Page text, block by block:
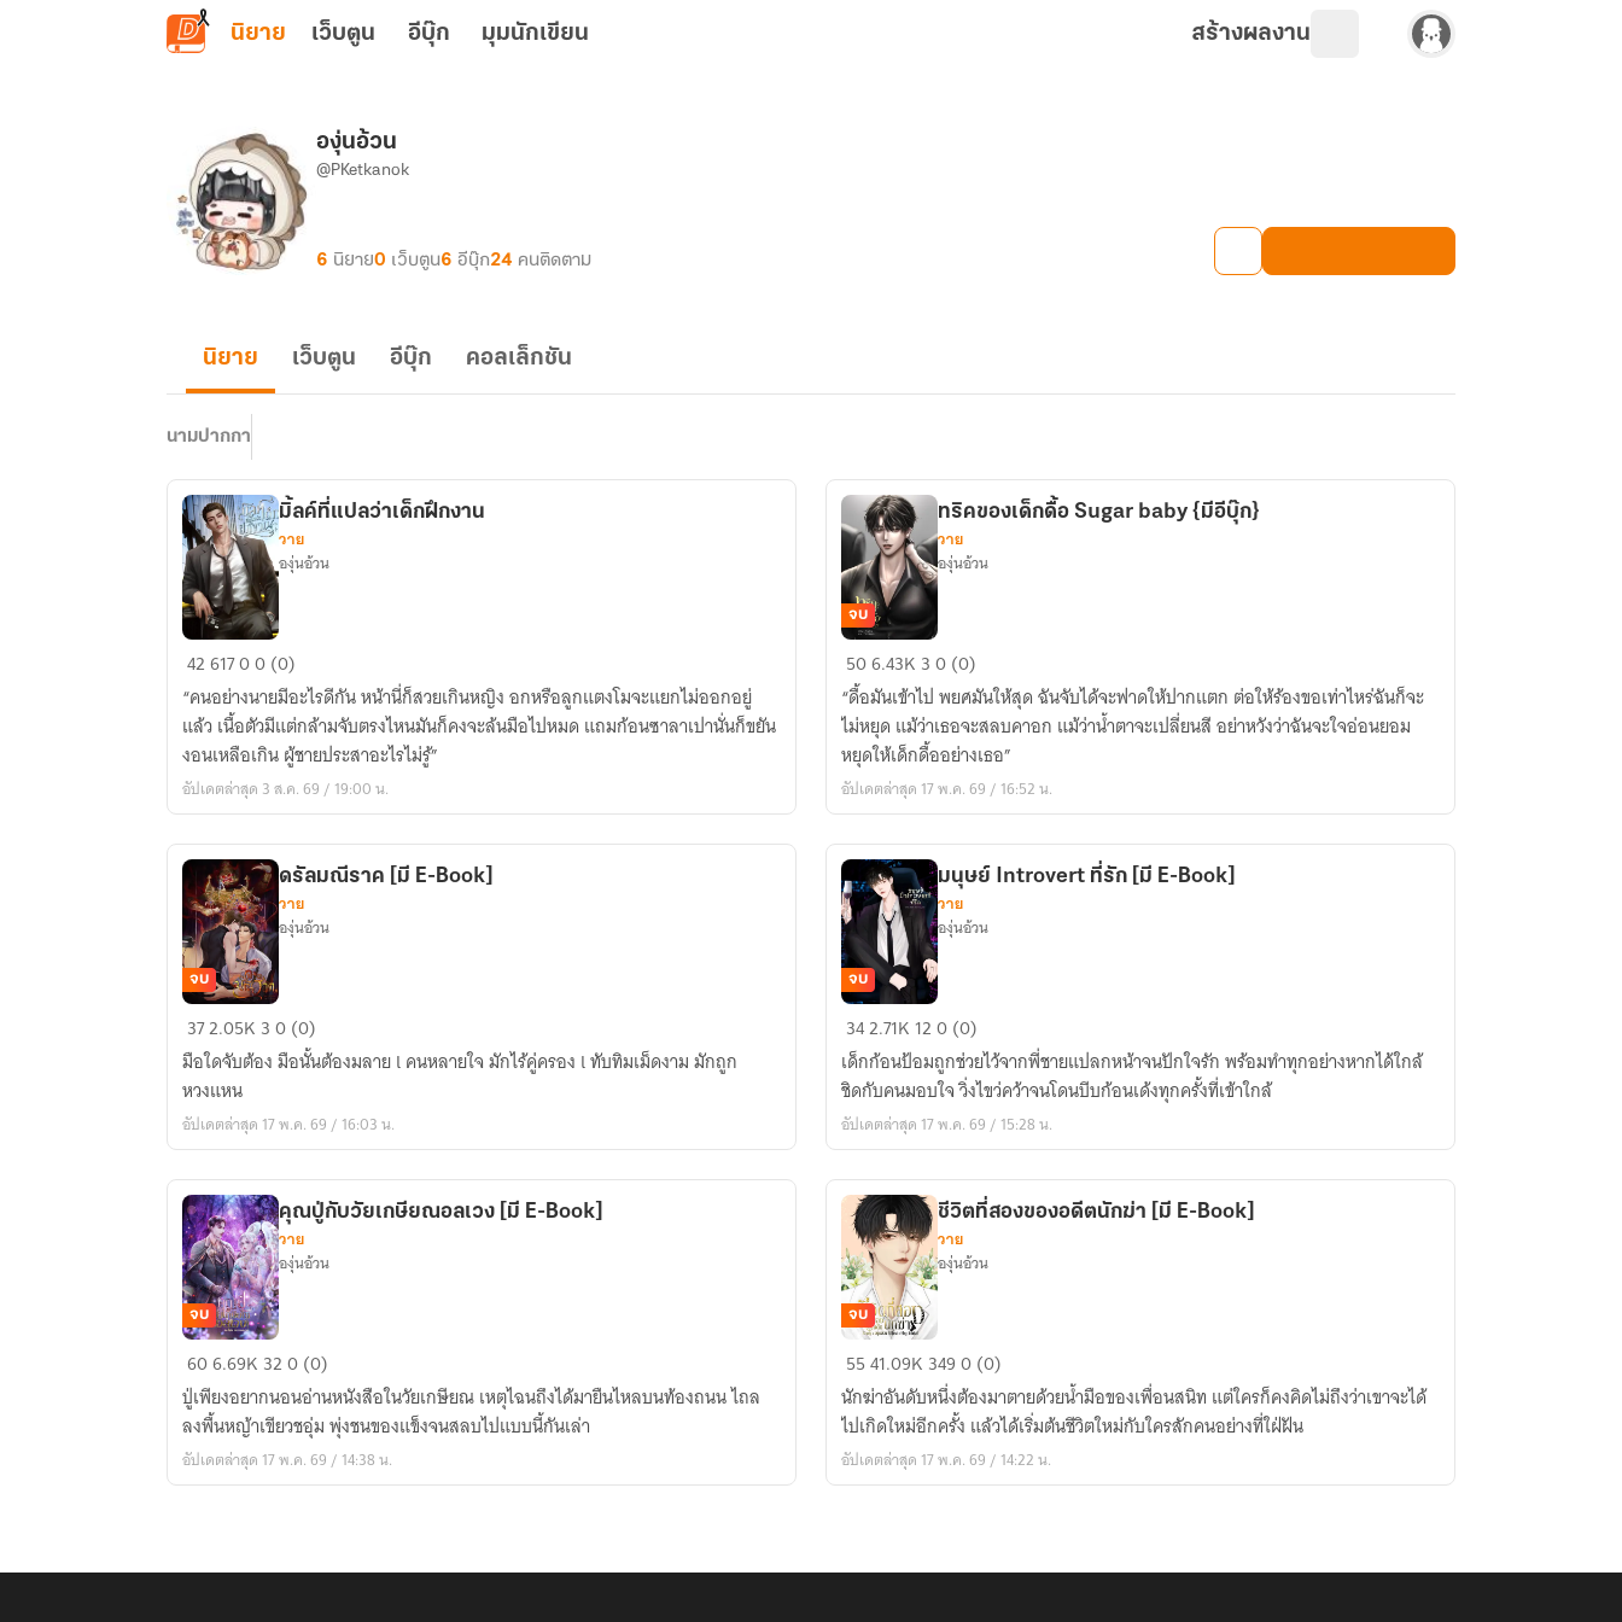
ข้ามไปยังเนื้อหาหลัก
นิยาย เว็บตูน อีบุ๊ก มุมนักเขียน สร้างผลงาน
องุ่นอ้วน
@PKetkanok
6 นิยาย0 เว็บตูน6 อีบุ๊ก24 คนติดตาม
นิยาย เว็บตูน อีบุ๊ก คอลเล็กชัน
นามปากกา
มิ้ลค์
แปล
ว่า
เด็ก
ฝึกงาน
มิ้ลค์ที่แปลว่าเด็กฝึกงาน
วาย
องุ่นอ้วน
4261700 (0)
“คนอย่างนายมีอะไรดีกัน หน้านี่ก็สวยเกินหญิง อกหรือลูกแตงโมจะแยกไม่ออกอยู่
แล้ว เนื้อตัวมีแต่กล้ามจับตรงไหนมันก็คงจะล้นมือไปหมด แถมก้อนซาลาเปานั่นก็ขยัน
งอนเหลือเกิน ผู้ชายประสาอะไรไม่รู้”
อัปเดตล่าสุด 3 ส.ค. 69 / 19:00 น.
ทริค
ของ
เด็ก
ดื้อ
Sugar
baby
อี
บุ๊ก}
จบ
ทริคของเด็กดื้อ Sugar baby {มีอีบุ๊ก}
วาย
องุ่นอ้วน
506.43K 30 (0)
“ดื้อมันเข้าไป พยศมันให้สุด ฉันจับได้จะฟาดให้ปากแตก ต่อให้ร้องขอเท่าไหร่ฉันก็จะ
ไม่หยุด แม้ว่าเธอจะสลบคาอก แม้ว่าน้ำตาจะเปลี่ยนสี อย่าหวังว่าฉันจะใจอ่อนยอม
หยุดให้เด็กดื้ออย่างเธอ”
อัปเดตล่าสุด 17 พ.ค. 69 / 16:52 น.
ดรัล
มณีราค
[มี
E-
Book]
จบ
ดรัลมณีราค [มี E-Book]
วาย
องุ่นอ้วน
372.05K 30 (0)
มือใดจับต้อง มือนั้นต้องมลาย l คนหลายใจ มักไร้คู่ครอง l ทับทิมเม็ดงาม มักถูก
หวงแหน
อัปเดตล่าสุด 17 พ.ค. 69 / 16:03 น.
มนุษย์
Introvert
ที่รัก
[มี
E-
จบ
มนุษย์ Introvert ที่รัก [มี E-Book]
วาย
องุ่นอ้วน
342.71K 120 (0)
เด็กก้อนป้อมถูกช่วยไว้จากพี่ชายแปลกหน้าจนปักใจรัก พร้อมทำทุกอย่างหากได้ใกล้
ชิดกับคนมอบใจ วิ่งไขว่คว้าจนโดนบีบก้อนเด้งทุกครั้งที่เข้าใกล้
อัปเดตล่าสุด 17 พ.ค. 69 / 15:28 น.
คุณ
ปู่
กับ
วัย
เกษียณ
จบ
คุณปู่กับวัยเกษียณอลเวง [มี E-Book]
วาย
องุ่นอ้วน
606.69K 320 (0)
ปู่เพียงอยากนอนอ่านหนังสือในวัยเกษียณ เหตุไฉนถึงได้มายืนไหลบนท้องถนน ไถล
ลงพื้นหญ้าเขียวชอุ่ม พุ่งชนของแข็งจนสลบไปแบบนี้กันเล่า
อัปเดตล่าสุด 17 พ.ค. 69 / 14:38 น.
ชีวิต
ที่
สอง
ของ
อดีต
จบ
ชีวิตที่สองของอดีตนักฆ่า [มี E-Book]
วาย
องุ่นอ้วน
5541.09K 3490 (0)
นักฆ่าอันดับหนึ่งต้องมาตายด้วยน้ำมือของเพื่อนสนิท แต่ใครก็คงคิดไม่ถึงว่าเขาจะได้
ไปเกิดใหม่อีกครั้ง แล้วได้เริ่มต้นชีวิตใหม่กับใครสักคนอย่างที่ใฝ่ฝัน
อัปเดตล่าสุด 17 พ.ค. 69 / 14:22 น.